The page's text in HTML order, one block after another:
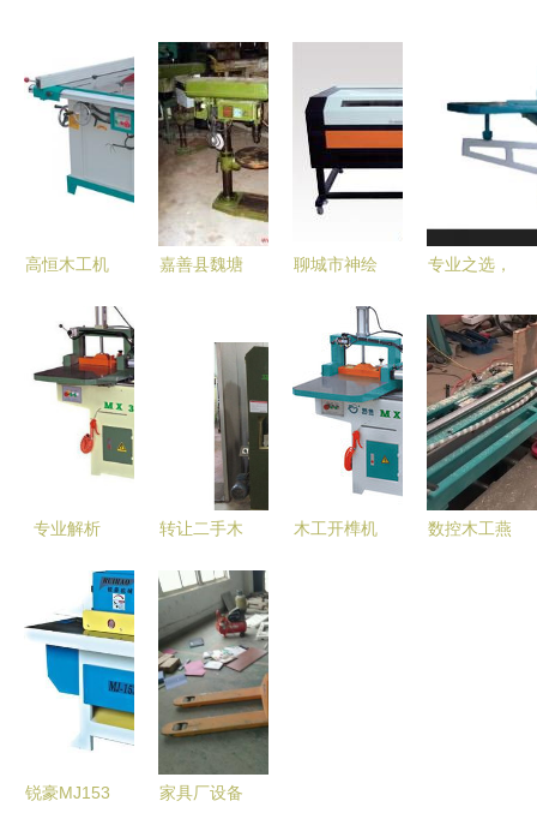
高恒木工机
械领域中的
专业选择
嘉善县魏塘
建筑机械产
品相册图片
聊城市神绘
木工雕刻机
产品系列与
解决方案
专业之选，
佛山市顺德
区伦教宸欣
木工机械店
——厂家直
销木工家具
制造机械全
专业解析
工机械中的
开榫利器
——马扎公
榫机与阳榫
机
转让二手木
MJ345A木
工带锯
木工开榫机
数控木工燕
锐豪MJ153
家具厂设备